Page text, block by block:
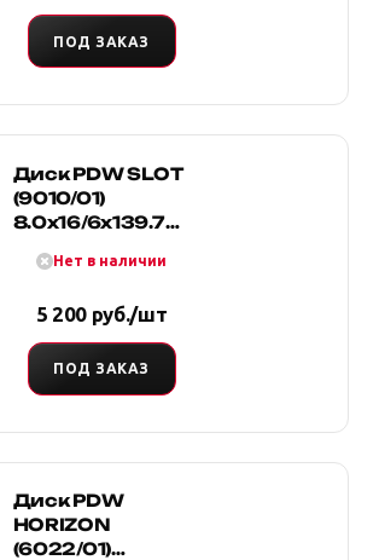
ПОД ЗАКАЗ
Диск PDW SLOT
(9010/01)
8.0x16/6x139.7
Нет в наличии
5 200 руб./шт
ПОД ЗАКАЗ
Диск PDW
HORIZON
(6022/01)